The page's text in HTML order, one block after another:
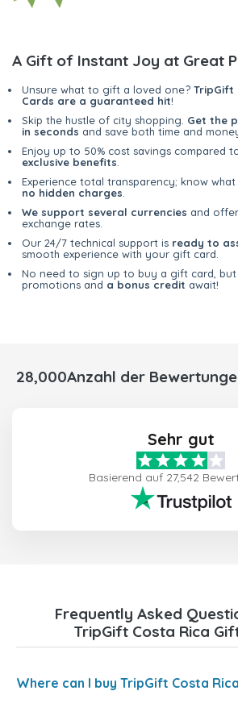
A Gift of Instant Joy at Great
Unsure what to gift a loved one? TripGift
Cards are a guaranteed hit!
Skip the hustle of city shopping. Get the
in seconds and save both time and
Enjoy up to 50% cost savings compared
exclusive benefits
Experience total transparency; know
no hidden charges
We support several currencies and
exchange rates.
Our 24/7 technical support is ready to
smooth experience with your gift card.
No need to sign up to buy a gift card,
promotions and a bonus credit await!
28,000Anzahl der
Sehr gut
Basierend auf 27,542
Frequently Asked
TripGift Costa Rica
Where can I buy TripGift Costa